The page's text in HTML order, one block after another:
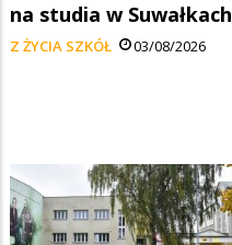
na studia w Suwałkach
Z ŻYCIA SZKÓŁ 03/08/2026